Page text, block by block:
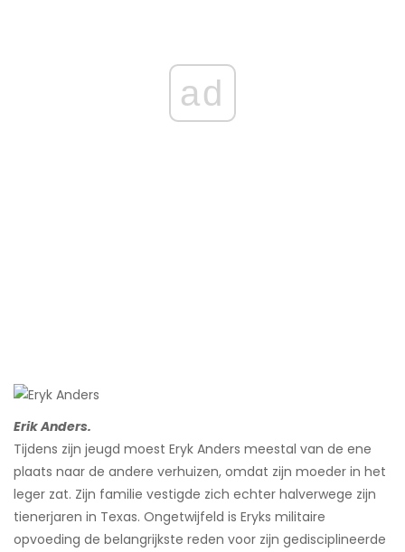
ad
Erik Anders.
Tijdens zijn jeugd moest Eryk Anders meestal van de ene
plaats naar de andere verhuizen, omdat zijn moeder in het
leger zat. Zijn familie vestigde zich echter halverwege zijn
tienerjaren in Texas. Ongetwijfeld is Eryks militaire
opvoeding de belangrijkste reden voor zijn gedisciplineerde